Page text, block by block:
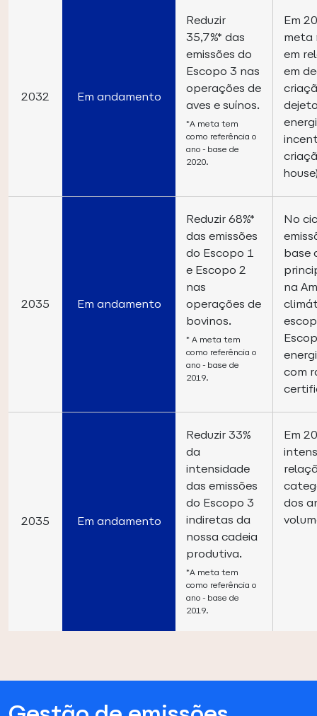
2032 Em andamento
Reduzir
35,7%* das
emissões do
Escopo 3 nas
operações de
aves e suínos.
*A meta tem
como referência o
ano-base de
2020.
Em
meta
em
em
2035 Em andamento
Reduzir 68%*
das emissões
do Escopo 1
e Escopo 2
nas
operações de
bovinos.
* A meta tem
como referência o
ano-base de
2019.
No
base
na
com
2035 Em andamento
Reduzir 33%
da
intensidade
das emissões
do Escopo 3
indiretas da
nossa cadeia
produtiva.
*A meta tem
como referência o
ano-base de
2019.
Em
dos